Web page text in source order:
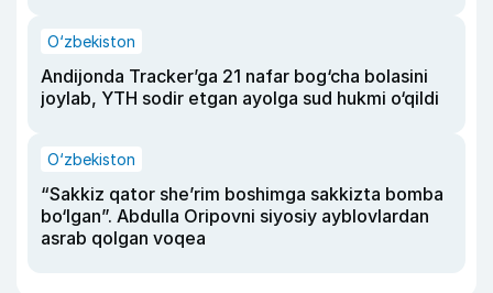
O‘zbekiston
Andijonda Tracker’ga 21 nafar bog‘cha bolasini
joylab, YTH sodir etgan ayolga sud hukmi o‘qildi
O‘zbekiston
“Sakkiz qator she’rim boshimga sakkizta bomba
bo‘lgan”. Abdulla Oripovni siyosiy ayblovlardan
asrab qolgan voqea